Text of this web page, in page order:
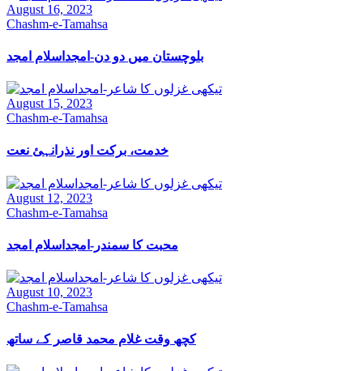
August 16, 2023
Chashm-e-Tamahsa
بلوچستان میں دو دن-امجداسلام امجد
August 15, 2023
Chashm-e-Tamahsa
خدمت، برکت اور نذرانہئ نعت
August 12, 2023
Chashm-e-Tamahsa
محبت کا سمندر-امجداسلام امجد
August 10, 2023
Chashm-e-Tamahsa
کچھ وقت غلام محمد قاصر کے ساتھ